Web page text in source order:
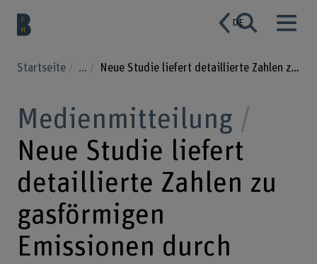
DE
Startseite ... Neue Studie liefert detaillierte Zahlen zu gasförmigen Emissionen durch Güllelager
Medienmitteilung
Neue Studie liefert
detaillierte Zahlen zu
gasförmigen
Emissionen durch